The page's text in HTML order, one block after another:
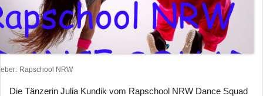
Rapschool NRW
Die Tänzerin Julia Kundik vom Rapschool NRW Dance Squad